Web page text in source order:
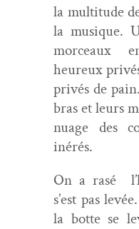
la mul­ti­tude
la musique.
morceaux
heureux
privés de
bras et leurs
nuage des
inérés.
On a rasé
s’est pas
la botte se